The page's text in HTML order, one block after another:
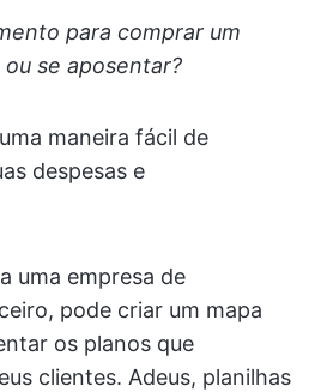
para comprar um
se aposentar?
maneira fácil de
despesas e
uma empresa de
pode criar um mapa
os planos que
clientes. Adeus, planilhas